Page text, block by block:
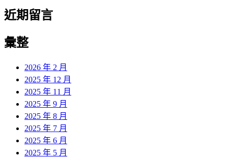
近期留言
彙整
2026 年 2 月
2025 年 12 月
2025 年 11 月
2025 年 9 月
2025 年 8 月
2025 年 7 月
2025 年 6 月
2025 年 5 月